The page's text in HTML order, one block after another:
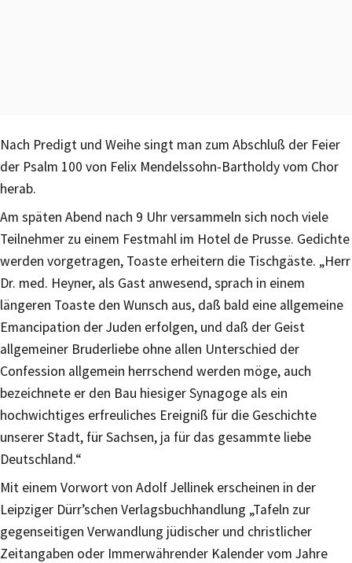
Nach Predigt und Weihe singt man zum Abschluß der Feier
der Psalm 100 von Felix Mendelssohn-Bartholdy vom Chor
herab.
Am späten Abend nach 9 Uhr versammeln sich noch viele
Teilnehmer zu einem Festmahl im Hotel de Prusse. Gedichte
werden vorgetragen, Toaste erheitern die Tischgäste. „Herr
Dr. med. Heyner, als Gast anwesend, sprach in einem
längeren Toaste den Wunsch aus, daß bald eine allgemeine
Emancipation der Juden erfolgen, und daß der Geist
allgemeiner Bruderliebe ohne allen Unterschied der
Confession allgemein herrschend werden möge, auch
bezeichnete er den Bau hiesiger Synagoge als ein
hochwichtiges erfreuliches Ereigniß für die Geschichte
unserer Stadt, für Sachsen, ja für das gesammte liebe
Deutschland.“
Mit einem Vorwort von Adolf Jellinek erscheinen in der
Leipziger Dürr’schen Verlagsbuchhandlung „Tafeln zur
gegenseitigen Verwandlung jüdischer und christlicher
Zeitangaben oder Immerwährender Kalender vom Jahre